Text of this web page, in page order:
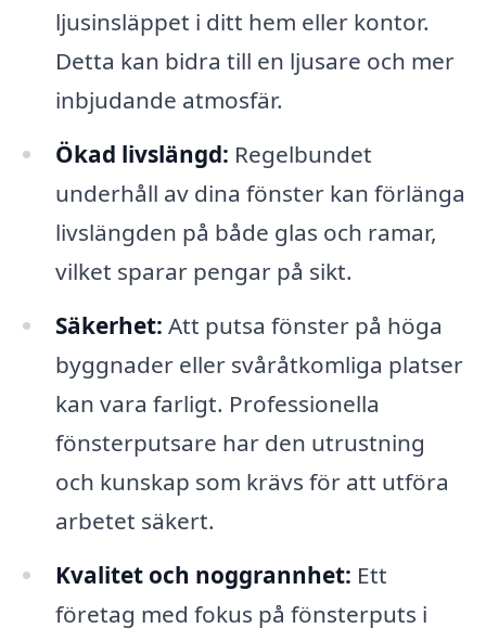
ljusinsläppet i ditt hem eller kontor.
Detta kan bidra till en ljusare och mer
inbjudande atmosfär.
Ökad livslängd: Regelbundet
underhåll av dina fönster kan förlänga
livslängden på både glas och ramar,
vilket sparar pengar på sikt.
Säkerhet: Att putsa fönster på höga
byggnader eller svåråtkomliga platser
kan vara farligt. Professionella
fönsterputsare har den utrustning
och kunskap som krävs för att utföra
arbetet säkert.
Kvalitet och noggrannhet: Ett
företag med fokus på fönsterputs i